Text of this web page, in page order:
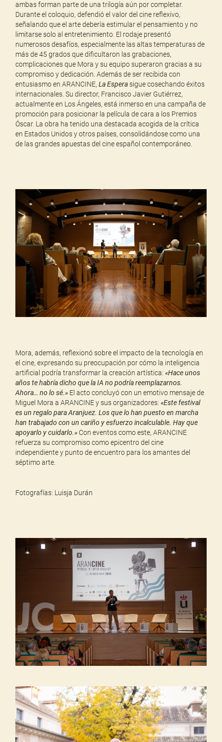
ambas forman parte de una trilogía aún por completar.
Durante el coloquio, defendió el valor del cine reflexivo,
señalando que el arte debería estimular el pensamiento y no
limitarse solo al entretenimiento. El rodaje presentó
numerosos desafíos, especialmente las altas temperaturas de
más de 45 grados que dificultaron las grabaciones,
complicaciones que Mora y su equipo superaron gracias a su
compromiso y dedicación. Además de ser recibida con
entusiasmo en ARANCINE,La Esperasigue cosechando éxitos
internacionales. Su director, Francisco Javier Gutiérrez,
actualmente en Los Ángeles, está inmerso en una campaña de
promoción para posicionar la película de cara a los Premios
Óscar. La obra ha tenido una destacada acogida de la crítica
en Estados Unidos y otros países, consolidándose como una
de las grandes apuestas del cine español contemporáneo.
Mora, además, reflexionó sobre el impacto de la tecnología en
el cine, expresando su preocupación por cómo la inteligencia
artificial podría transformar la creación artística:«Hace unos
años te habría dicho que la IA no podría reemplazarnos.
Ahora… no lo sé.» El acto concluyó con un emotivo mensaje de
Miguel Mora a ARANCINE y sus organizadores:«Este festival
es un regalo para Aranjuez. Los que lo han puesto en marcha
han trabajado con un cariño y esfuerzo incalculable. Hay que
apoyarlo y cuidarlo.» Con eventos como este, ARANCINE
refuerza su compromiso como epicentro del cine
independiente y punto de encuentro para los amantes del
séptimo arte.
Fotografías: Luisja Durán